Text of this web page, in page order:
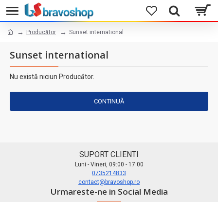
Producător Sunset international
Sunset international
Nu există niciun Producător.
CONTINUĂ
SUPORT CLIENTI
Luni - Vineri, 09:00 - 17:00
0735214833
contact@bravoshop.ro
Urmareste-ne in Social Media